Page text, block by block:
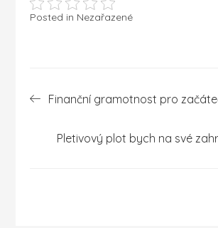
Posted in Nezařazené
pro
příspěvek
Finanční gramotnost pro
Pletivový plot bych na své